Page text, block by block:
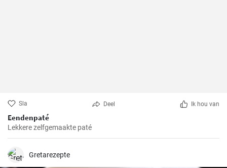
Sla Deel Ik hou van
Eendenpaté
Lekkere zelfgemaakte paté
Gretarezepte